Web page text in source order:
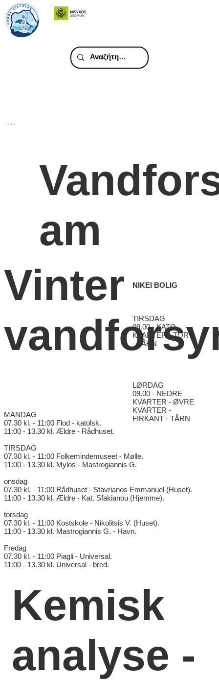
. . .
am
Vinter
MANDAG
07.30 kl. - 11:00 Flod - katolsk.
11:00 - 13.30 kl. Ældre - Rådhuset.
TIRSDAG
07.30 kl. - 11:00 Folkemindemuseet - Mølle.
11:00 - 13.30 kl. Mylos - Mastrogiannis G.
onsdag
07.30 kl. - 11:00 Rådhuset - Stavrianos Emmanuel (Huset).
11:00 - 13.30 kl. Ældre - Kat. Sfakianou (Hjemme).
torsdag
07.30 kl. - 11:00 Kostskole - Nikolitsis V. (Huset).
11:00 - 13.30 kl. Mastrogiannis G. - Havn.
Fredag
07.30 kl. - 11:00 Piagli - Universal.
11:00 - 13.30 kl. Universal - bred.
NIKEI BOLIG
TIRSDAG
09.00 - KATO
KVARTER - TORV
- TÅRN
LØRDAG
09.00 - NEDRE
KVARTER - ØVRE
KVARTER -
FIRKANT - TÅRN
Kemisk
analyse -